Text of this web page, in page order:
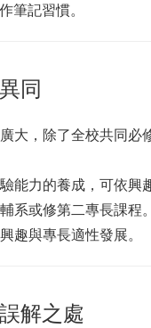
筆記習慣。
同
大，除了全校共同
能力的養成，可依
系或修第二專長課程
趣與專長適性發展。
解之處